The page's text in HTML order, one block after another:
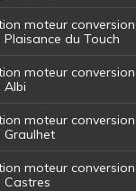
moteur conversion
du Touch
moteur conversion
Albi
moteur conversion
Graulhet
moteur conversion
Castres